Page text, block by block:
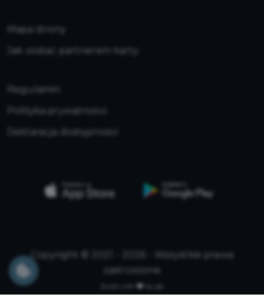
Mapa strony
Jak zostać partnerem karty
Regulamin
Polityka prywatności
Deklaracja dostępności
Copyright © 2021 - 2026 - Wszystkie prawa
zastrzeżone